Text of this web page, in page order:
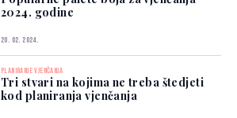
2024. godine
20. 02. 2024.
PLANIRANJE VJENČANJA
Tri stvari na kojima ne treba štedjeti
kod planiranja vjenčanja